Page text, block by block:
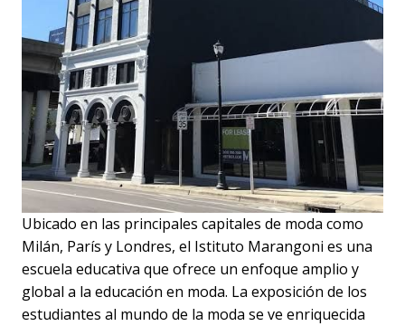
Ubicado en las principales capitales de moda como
Milán, París y Londres, el Istituto Marangoni es una
escuela educativa que ofrece un enfoque amplio y
global a la educación en moda. La exposición de los
estudiantes al mundo de la moda se ve enriquecida